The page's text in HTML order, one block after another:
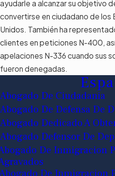
ayudarle a alcanzar su objetivo
convertirse en ciudadano de los
Unidos. También ha
clientes en peticiones N-400,
apelaciones N-336 cuando sus
fueron denegadas.
Abogado De Ciudadania
Abogado De Defensa De
Abogado Dedicado A
Abogado Defensor De
De Inmigracion
De Inmigracion